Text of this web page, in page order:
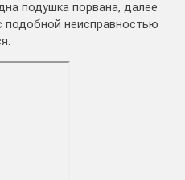
подушка порвана, далее
подобной неисправностью